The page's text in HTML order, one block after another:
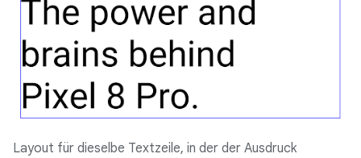
Layout für dieselbe Textzeile, in der der Ausdruck